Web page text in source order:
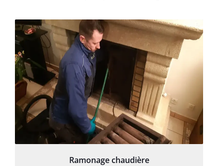
Ramonage chaudière